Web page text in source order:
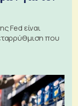
Fed είναι
που